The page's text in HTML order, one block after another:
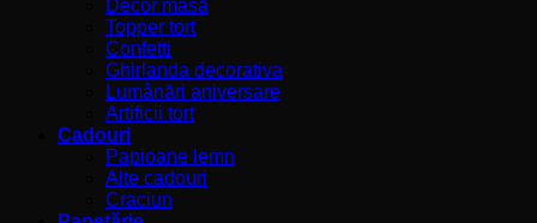
Decor masă
Topper tort
Confetti
Ghirlanda decorativa
Lumânări aniversare
Artificii tort
Cadouri
Papioane lemn
Alte cadouri
Craciun